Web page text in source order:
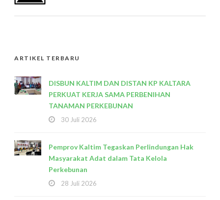
ARTIKEL TERBARU
DISBUN KALTIM DAN DISTAN KP KALTARA
PERKUAT KERJA SAMA PERBENIHAN
TANAMAN PERKEBUNAN
30 Juli 2026
Pemprov Kaltim Tegaskan Perlindungan Hak
Masyarakat Adat dalam Tata Kelola
Perkebunan
28 Juli 2026